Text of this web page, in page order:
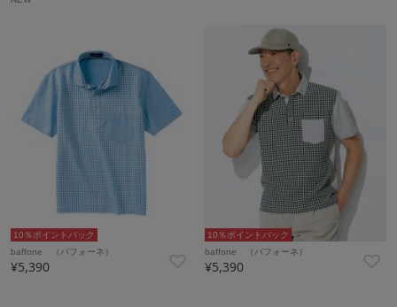
10％ポイントバック
baffone （バフォーネ）
¥5,390
10％ポイントバック
baffone （バフォーネ）
¥5,390